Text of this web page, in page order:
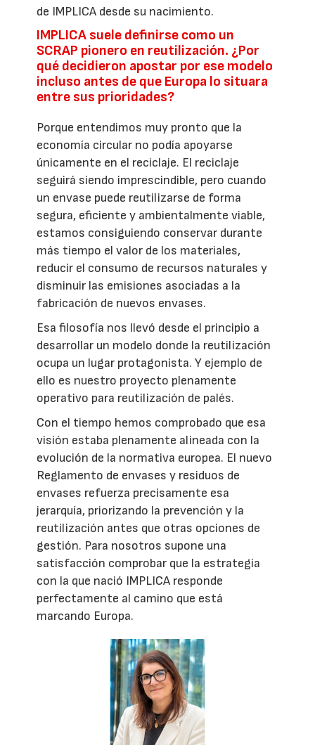
de IMPLICA desde su nacimiento.
IMPLICA suele definirse como un
SCRAP pionero en reutilización. ¿Por
qué decidieron apostar por ese modelo
incluso antes de que Europa lo situara
entre sus prioridades?
Porque entendimos muy pronto que la
economía circular no podía apoyarse
únicamente en el reciclaje. El reciclaje
seguirá siendo imprescindible, pero cuando
un envase puede reutilizarse de forma
segura, eficiente y ambientalmente viable,
estamos consiguiendo conservar durante
más tiempo el valor de los materiales,
reducir el consumo de recursos naturales y
disminuir las emisiones asociadas a la
fabricación de nuevos envases.
Esa filosofía nos llevó desde el principio a
desarrollar un modelo donde la reutilización
ocupa un lugar protagonista. Y ejemplo de
ello es nuestro proyecto plenamente
operativo para reutilización de palés.
Con el tiempo hemos comprobado que esa
visión estaba plenamente alineada con la
evolución de la normativa europea. El nuevo
Reglamento de envases y residuos de
envases refuerza precisamente esa
jerarquía, priorizando la prevención y la
reutilización antes que otras opciones de
gestión. Para nosotros supone una
satisfacción comprobar que la estrategia
con la que nació IMPLICA responde
perfectamente al camino que está
marcando Europa.